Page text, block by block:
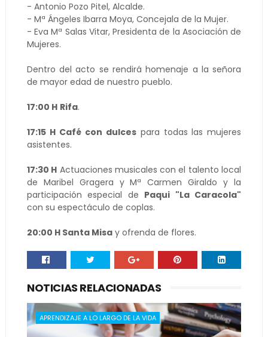
- Antonio Pozo Pitel, Alcalde.
- Mª Ángeles Ibarra Moya, Concejala de la Mujer.
- Eva Mª Salas Vitar, Presidenta de la Asociación de
Mujeres.
Dentro del acto se rendirá homenaje a la señora
de mayor edad de nuestro pueblo.
17:00 H Rifa.
17:15 H Café con dulces para todas las mujeres
asistentes.
17:30 H Actuaciones musicales con el talento local
de Maribel Gragera y Mª Carmen Giraldo y la
participación especial de Paqui "La Caracola"
con su espectáculo de coplas.
20:00 H Santa Misay ofrenda de flores.
NOTICIAS RELACIONADAS
APRENDIZAJE A LO LARGO DE LA VIDA